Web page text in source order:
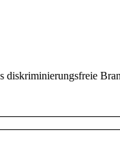
diskriminierungsfreie